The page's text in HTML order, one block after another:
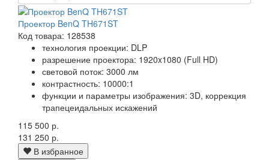
Проектор BenQ TH671ST
Код товара: 128538
технология проекции: DLP
разрешение проектора: 1920x1080 (Full HD)
световой поток: 3000 лм
контрастность: 10000:1
функции и параметры изображения: 3D, коррекция
трапецеидальных искажений
115 500 р.
131 250 р.
В избранное